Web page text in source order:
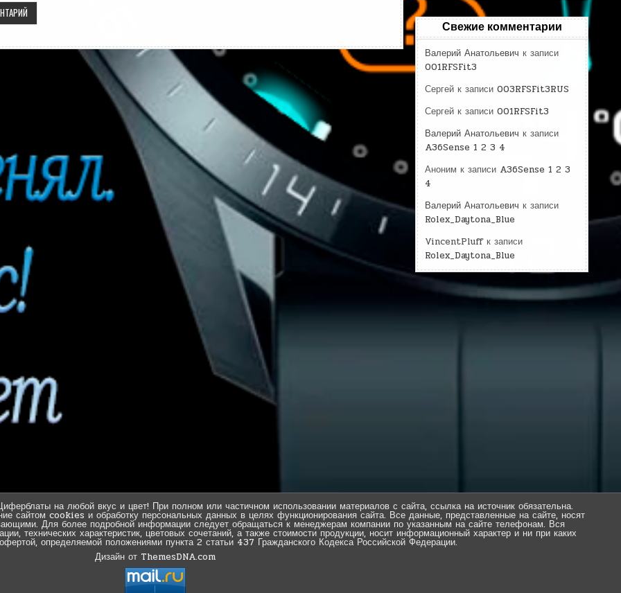
Свежие комментарии
Валерий Анатольевич к записи
001RFSFit3
Сергей к записи 003RFSFit3RUS
Сергей к записи 001RFSFit3
Валерий Анатольевич к записи
A36Sense 1 2 3 4
Аноним к записи A36Sense 1 2 3
4
Валерий Анатольевич к записи
Rolex_Daytona_Blue
VincentPluffк записи
Rolex_Daytona_Blue
на любой вкус и цвет! При полном или частичном использовании материалов с сайта, ссылка на источник обязательна.
сайтом cookies и обработку персональных данных в целях функционирования сайта. Все данные, представленные на сайте, носят
Для более подробной информации следует обращаться к менеджерам компании по указанным на сайте телефонам. Вся
технических характеристик, цветовых сочетаний, а также стоимости продукции, носит информационный характер и ни при каких
определяемой положениями пункта 2 статьи 437 Гражданского Кодекса Российской Федерации.
Дизайн от ThemesDNA.com